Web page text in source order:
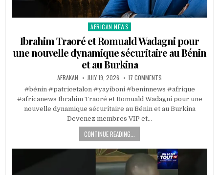
Posted
AFRICAN NEWS
Ibrahim Traoré et Romuald Wadagni pour
une nouvelle dynamique sécuritaire au Bénin
et au Burkina
AFRAKAN JULY 19, 2026 17 COMMENTS
#bénin #patricetalon #yayiboni #beninnews #afrique
#africanews Ibrahim Traoré et Romuald Wadagni pour une
nouvelle dynamique sécuritaire au Bénin et au Burkina
Devenez membres VIP et…
CONTINUE READING...